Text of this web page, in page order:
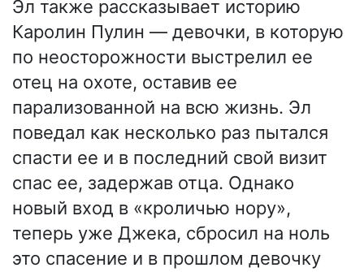
Эл также рассказывает историю
Каролин Пулин — девочки, в которую
по неосторожности выстрелил ее
отец на охоте, оставив ее
парализованной на всю жизнь. Эл
поведал как несколько раз пытался
спасти ее и в последний свой визит
спас ее, задержав отца. Однако
новый вход в «кроличью нору»,
теперь уже Джека, сбросил на ноль
это спасение и в прошлом девочку